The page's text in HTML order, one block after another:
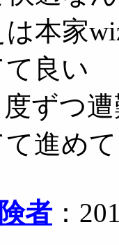
本家
良い
度ずつ
進め
者 ：